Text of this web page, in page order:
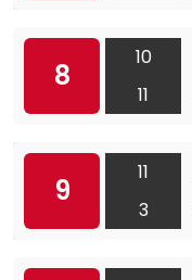
8
10
11
9
11
3